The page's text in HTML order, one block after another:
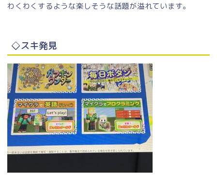
わくわくするような楽しそうな話題が溢れています。
◇スキ発見